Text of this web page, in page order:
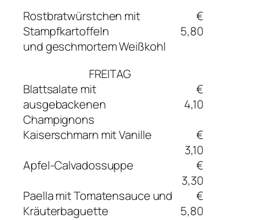
Rostbratwürstchen mit
Stampfkartoffeln
und geschmortem Weißkohl
€
5,80
FREITAG
Blattsalate mit
ausgebackenen
Champignons
€
4,10
Kaiserschmarn mit Vanille
€
3,10
Apfel-Calvadossuppe
€
3,30
Paella mit Tomatensauce und
Kräuterbaguette
€
5,80